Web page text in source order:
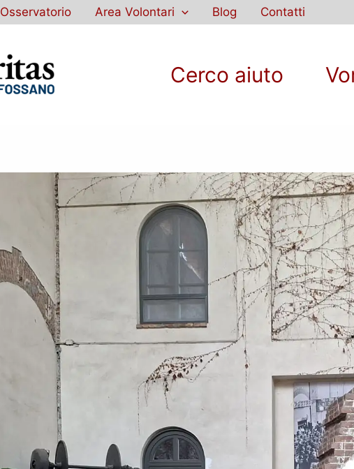
Osservatorio Area Volontari Blog Contatti
Cerco aiuto